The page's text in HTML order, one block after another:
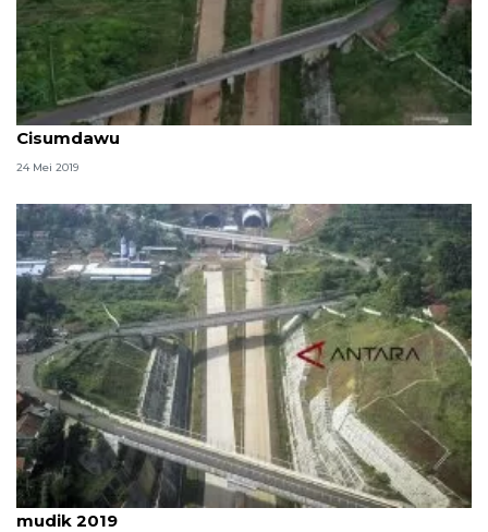
Gubernur Jabar: akselerasi kunci pembangunan Tol
Cisumdawu
24 Mei 2019
Tol Cisumdawu memungkinkan digunakan untuk
mudik 2019